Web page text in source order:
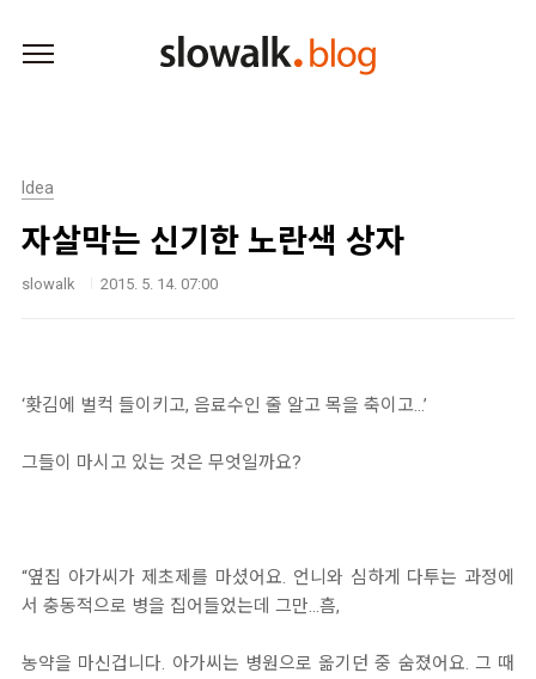
Idea
자살막는 신기한 노란색 상자
slowalk 2015. 5. 14. 07:00
‘홧김에 벌컥 들이키고, 음료수인 줄 알고 목을 축이고…’
그들이 마시고 있는 것은 무엇일까요?
“옆집 아가씨가 제초제를 마셨어요. 언니와 심하게 다투는 과정에
서 충동적으로 병을 집어들었는데 그만…흠,
농약을 마신겁니다. 아가씨는 병원으로 옮기던 중 숨졌어요. 그 때